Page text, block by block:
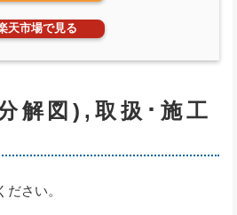
天市場で見る
解図),取扱･施工
さい。